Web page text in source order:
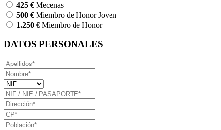
425 € Mecenas
500 € Miembro de Honor Joven
1.250 € Miembro de Honor
DATOS PERSONALES